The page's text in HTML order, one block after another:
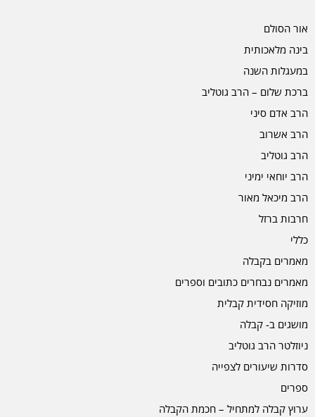
אור הסולם
בינה מלאכותית
במעגלות השנה
ברכת שלום – הרב גוטליב
הרב אדם סיני
הרב אשרוב
הרב גוטליב
הרב יוחאי ימיני
הרב מיכאל מאור
חרבות ברזל
כללי
מאמרים בקבלה
מאמרים נבחרים כתובים וספרים
מוזיקה חסידית קבלית
מושגים ב- קבלה
ניוזלטר הרב גוטליב
סדרות שיעורים לצפייה
ספרים
ערוץ קבלה למתחיל – חכמת הקבלה